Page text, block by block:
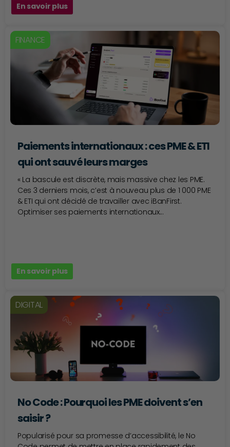
En savoir plus
FINANCE
Paiements internationaux : ces PME & ETI
qui ont sauvé leurs marges
« La bascule est discrète, mais massive chez les PME.
Ces 3 derniers mois, c’est à nouveau plus de 1 000 PME
& ETI qui ont décidé de travailler avec iBanFirst.
Optimiser ses paiements internationaux...
En savoir plus
DIGITAL
No Code : Pourquoi les PME doivent s’en
saisir ?
Popularisé pour sa promesse d’accessibilité, le No